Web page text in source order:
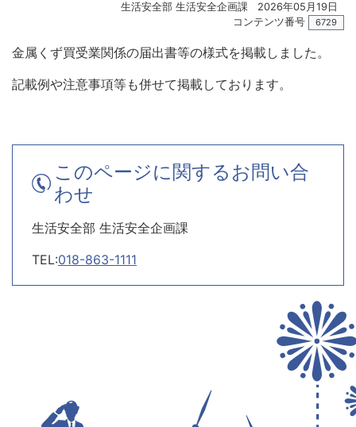
生活安全部 生活安全企画課
2026年05月19日
コンテンツ番号
6729
金属くず買受業関係の届出書等の様式を掲載しました。
記載例や注意事項等も併せて掲載しております。
このページに関するお問い合
わせ
生活安全部 生活安全企画課
TEL:018-863-1111